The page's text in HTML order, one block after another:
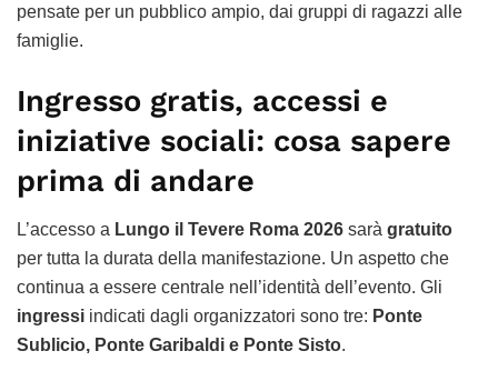
pensate per un pubblico ampio, dai gruppi di ragazzi alle
famiglie.
Ingresso gratis, accessi e
iniziative sociali: cosa sapere
prima di andare
L’accesso a Lungo il Tevere Roma 2026 sarà gratuito
per tutta la durata della manifestazione. Un aspetto che
continua a essere centrale nell’identità dell’evento. Gli
ingressi indicati dagli organizzatori sono tre: Ponte
Sublicio, Ponte Garibaldi e Ponte Sisto.